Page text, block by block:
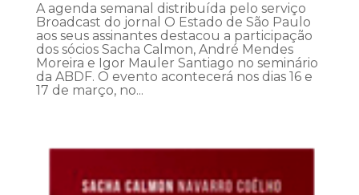
A agenda semanal distribuída pelo serviço
Broadcast do jornal O Estado de São Paulo
aos seus assinantes destacou a participação
dos sócios Sacha Calmon, André Mendes
Moreira e Igor Mauler Santiago no seminário
da ABDF. O evento acontecerá nos dias 16 e
17 de março, no...